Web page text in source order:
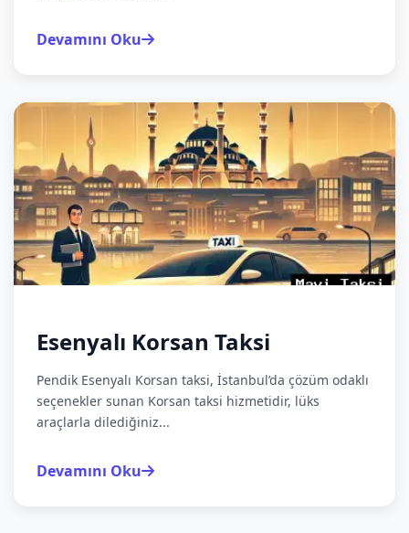
Devamını Oku
Esenyalı Korsan Taksi
Pendik Esenyalı Korsan taksi, İstanbul’da çözüm odaklı
seçenekler sunan Korsan taksi hizmetidir, lüks
araçlarla dilediğiniz...
Devamını Oku